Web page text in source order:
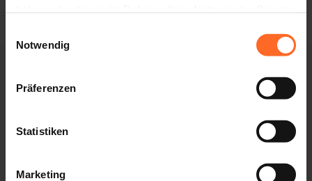
Notwendig
Präferenzen
Statistiken
Marketing
Cinema